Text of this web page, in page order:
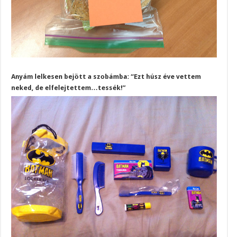
Anyám lelkesen bejött a szobámba: “Ezt húsz éve vettem
neked, de elfelejtettem…tessék!”